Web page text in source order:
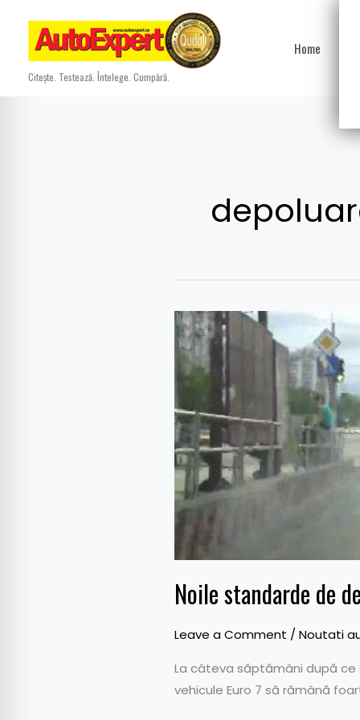
content
Citește. Testează. Întelege. Cumpără.
Home
Noile standarde de
Leave a Comment / Noutati
La câteva săptămâni după
vehicule Euro 7 să rămână
Noile
standarde
de
depoluare
Euro
7,
avizate
de
Parlamentul
European